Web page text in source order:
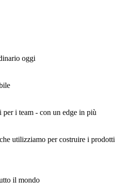
oggi
i team - con un edge in più
utilizziamo per costruire i prodotti
il mondo